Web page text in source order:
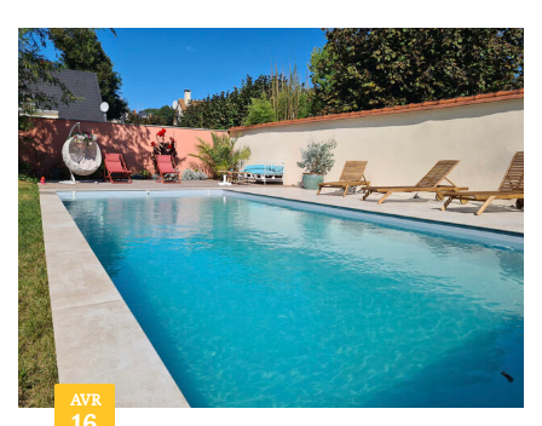
AVR